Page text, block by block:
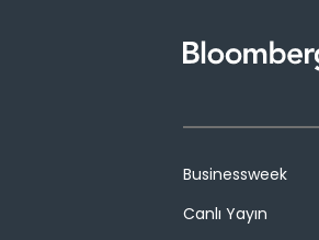
Businessweek
Canlı Yayın